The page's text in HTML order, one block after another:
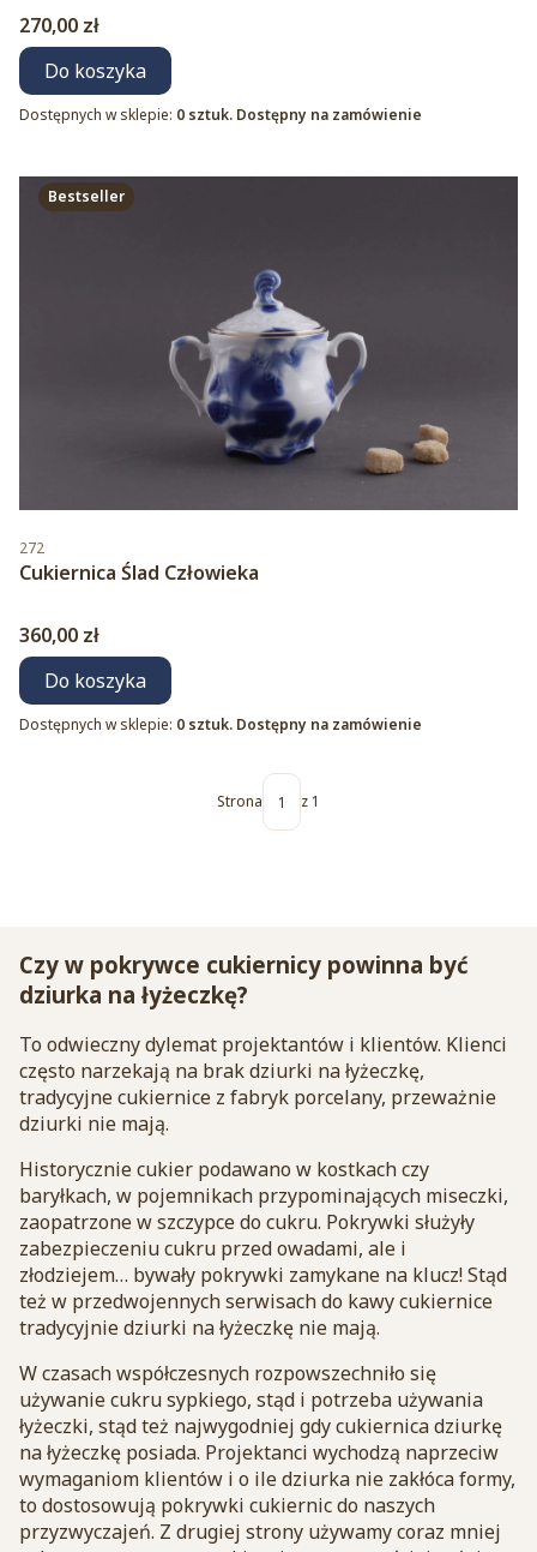
Cena
270,00 zł
Do koszyka
Dostępnych w sklepie: 0 sztuk. Dostępny na zamówienie
Bestseller
Kod produktu
272
Cukiernica Ślad Człowieka
Cena
360,00 zł
Do koszyka
Dostępnych w sklepie: 0 sztuk. Dostępny na zamówienie
Strona z 1
Czy w pokrywce cukiernicy powinna być
dziurka na łyżeczkę?
To odwieczny dylemat projektantów i klientów. Klienci
często narzekają na brak dziurki na łyżeczkę,
tradycyjne cukiernice z fabryk porcelany, przeważnie
dziurki nie mają.
Historycznie cukier podawano w kostkach czy
baryłkach, w pojemnikach przypominających miseczki,
zaopatrzone w szczypce do cukru. Pokrywki służyły
zabezpieczeniu cukru przed owadami, ale i
złodziejem… bywały pokrywki zamykane na klucz! Stąd
też w przedwojennych serwisach do kawy cukiernice
tradycyjnie dziurki na łyżeczkę nie mają.
W czasach współczesnych rozpowszechniło się
używanie cukru sypkiego, stąd i potrzeba używania
łyżeczki, stąd też najwygodniej gdy cukiernica dziurkę
na łyżeczkę posiada. Projektanci wychodzą naprzeciw
wymaganiom klientów i o ile dziurka nie zakłóca formy,
to dostosowują pokrywki cukiernic do naszych
przyzwyczajeń. Z drugiej strony używamy coraz mniej